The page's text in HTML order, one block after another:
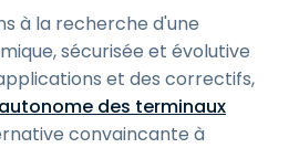
à la recherche d'une
sécurisée et évolutive
et des correctifs,
des terminaux
convaincante à